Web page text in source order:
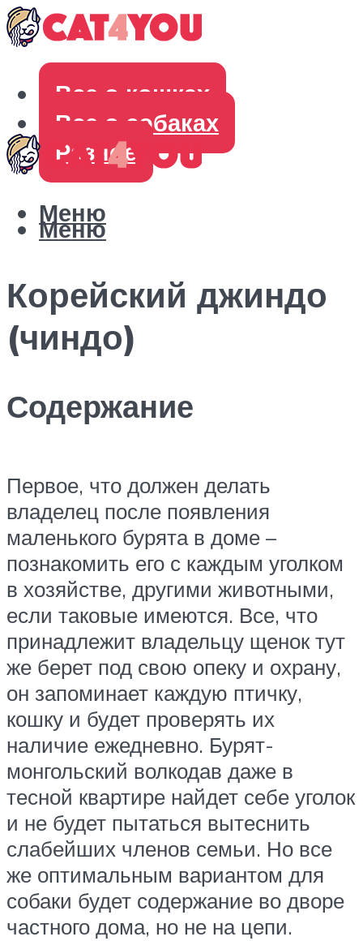
Все о кошках
Все о собаках
Разное
Меню
Меню
Корейский джиндо
(чиндо)
Содержание
Первое, что должен делать
владелец после появления
маленького бурята в доме –
познакомить его с каждым уголком
в хозяйстве, другими животными,
если таковые имеются. Все, что
принадлежит владельцу щенок тут
же берет под свою опеку и охрану,
он запоминает каждую птичку,
кошку и будет проверять их
наличие ежедневно. Бурят-
монгольский волкодав даже в
тесной квартире найдет себе уголок
и не будет пытаться вытеснить
слабейших членов семьи. Но все
же оптимальным вариантом для
собаки будет содержание во дворе
частного дома, но не на цепи.